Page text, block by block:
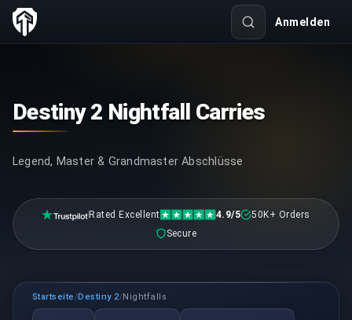
Anmelden
Destiny 2 Nightfall Carries
Legend, Master & Grandmaster Abschlüsse
Rated Excellent 4.9/5
50K+ Orders
Secure
Startseite /Destiny 2/Nightfalls